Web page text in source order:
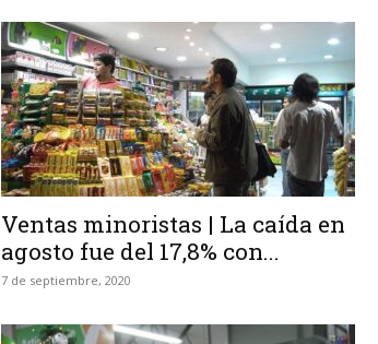
Ventas minoristas | La caída en
agosto fue del 17,8% con...
7 de septiembre, 2020